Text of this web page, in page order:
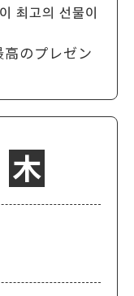
최고의 선물이
のプレゼン
木